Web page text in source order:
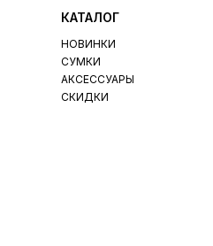
КАТАЛОГ
НОВИНКИ
СУМКИ
АКСЕССУАРЫ
СКИДКИ